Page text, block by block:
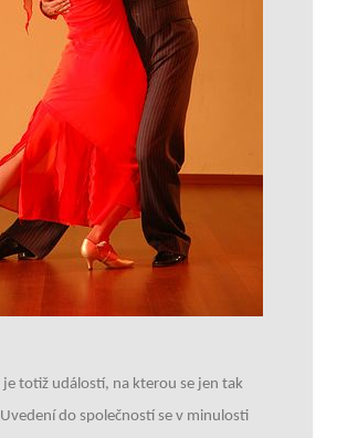
je totiž událostí, na kterou se jen tak
do společností se v minulosti